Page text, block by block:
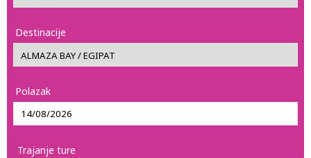
Destinacije
Polazak
Trajanje ture